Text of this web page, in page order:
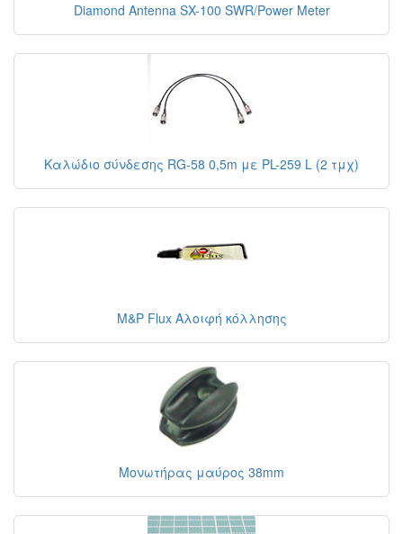
Diamond Antenna SX-100 SWR/Power Meter
Καλώδιο σύνδεσης RG-58 0,5m με PL-259 L (2 τμχ)
M&P Flux Αλοιφή κόλλησης
Μονωτήρας μαύρος 38mm